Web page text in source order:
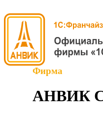
Фирма
АНВИК